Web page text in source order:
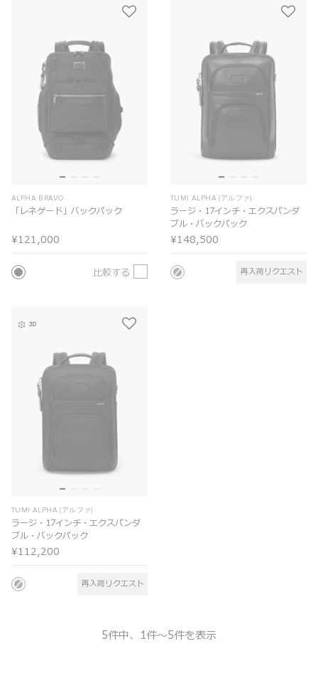
ALPHA BRAVO
「レネゲード」バックパック
¥121,000
比較する
TUMI ALPHA (アルファ)
ラージ・17インチ・エクスパンダ
ブル・バックパック
¥148,500
再入荷リクエスト
3D
TUMI ALPHA (アルファ)
ラージ・17インチ・エクスパンダ
ブル・バックパック
¥112,200
再入荷リクエスト
5件中、1件～5件を表示